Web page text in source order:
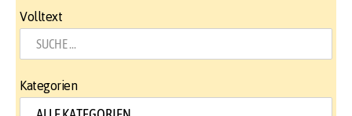
Volltext
Kategorien